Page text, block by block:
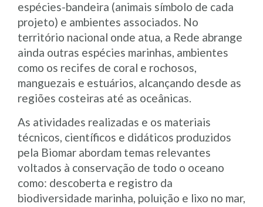
espécies-bandeira (animais símbolo de cada
projeto) e ambientes associados. No
território nacional onde atua, a Rede abrange
ainda outras espécies marinhas, ambientes
como os recifes de coral e rochosos,
manguezais e estuários, alcançando desde as
regiões costeiras até as oceânicas.
As atividades realizadas e os materiais
técnicos, científicos e didáticos produzidos
pela Biomar abordam temas relevantes
voltados à conservação de todo o oceano
como: descoberta e registro da
biodiversidade marinha, poluição e lixo no mar,